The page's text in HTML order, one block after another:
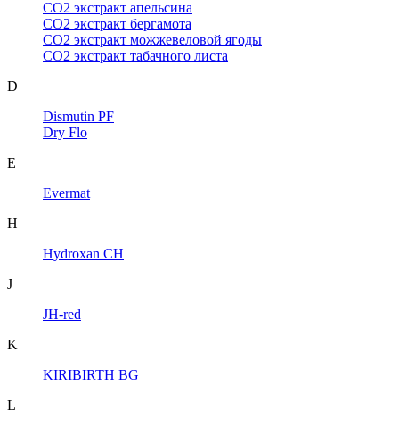
CO2 экстракт апельсина
CO2 экстракт бергамота
CO2 экстракт можжевеловой ягоды
CO2 экстракт табачного листа
D
Dismutin PF
Dry Flo
E
Evermat
H
Hydroxan CH
J
JH-red
K
KIRIBIRTH BG
L